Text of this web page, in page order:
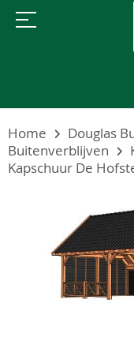
Home
Douglas
Buitenverblijven
Kapschuur De
afbeeldingen-